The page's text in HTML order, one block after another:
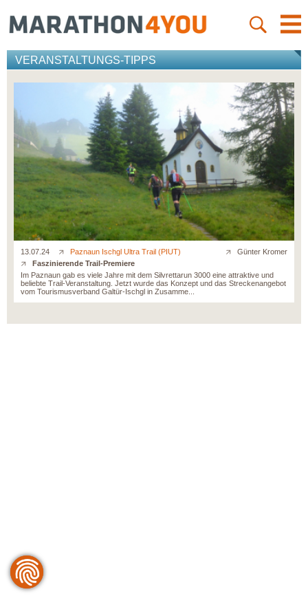
VERANSTALTUNGS-TIPPS
13.07.24 Paznaun Ischgl Ultra Trail (PIUT)
Günter Kromer
Faszinierende Trail-Premiere
Im Paznaun gab es viele Jahre mit dem Silvrettarun 3000 eine attraktive und
beliebte Trail-Veranstaltung. Jetzt wurde das Konzept und das Streckenangebot
vom Tourismusverband Galtür-Ischgl in Zusamme...